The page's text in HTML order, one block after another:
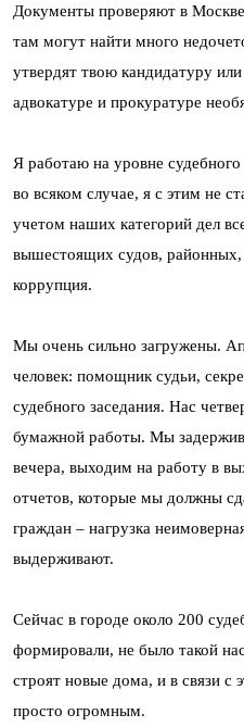
Документы проверяют в
там могут найти много
утвердят твою кандидатуру
адвокатуре и прокуратуре
Я работаю на уровне
во всяком случае, я с этим не
учетом наших категорий дел
вышестоящих судов,
коррупция.
Мы очень сильно загружены.
человек: помощник судьи,
судебного заседания. Нас
бумажной работы. Мы
вечера, выходим на работу в
отчетов, которые мы должны
граждан – нагрузка
выдерживают.
Сейчас в городе около 200
формировали, не было такой
строят новые дома, и в связи с
просто огромным.